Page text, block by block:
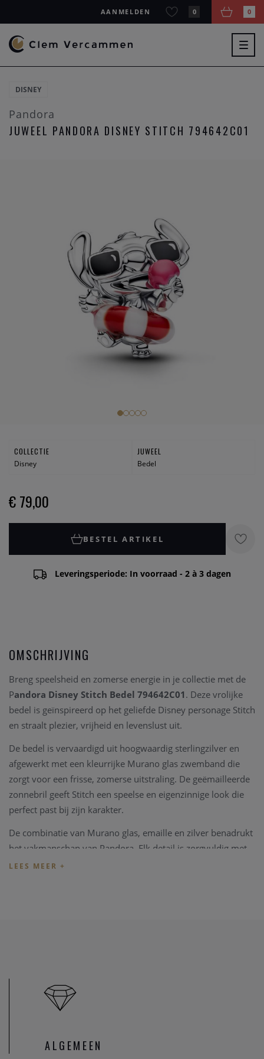
AANMELDEN 0 0
DISNEY
Pandora
JUWEEL PANDORA DISNEY STITCH 794642C01
COLLECTIE
Disney
JUWEEL
Bedel
€ 79,00
BESTEL ARTIKEL
Leveringsperiode: In voorraad - 2 à 3 dagen
OMSCHRIJVING
Breng speelsheid en zomerse energie in je collectie met de
Pandora Disney Stitch Bedel 794642C01 . Deze vrolijke
bedel is geïnspireerd op het geliefde Disney personage Stitch
en straalt plezier, vrijheid en levenslust uit.
De bedel is vervaardigd uit hoogwaardig sterlingzilver en
afgewerkt met een kleurrijke Murano glas zwemband die
zorgt voor een frisse, zomerse uitstraling. De geëmailleerde
zonnebril geeft Stitch een speelse en eigenzinnige look die
perfect past bij zijn karakter.
De combinatie van Murano glas, emaille en zilver benadrukt
het vakmanschap van Pandora. Elk detail is zorgvuldig met
de hand afgewerkt voor een levendige en hoogwaardige
Referentie: 794642C01
Collectie: Disney x Pandora
Steen: Murano glas
ALGEMEEN